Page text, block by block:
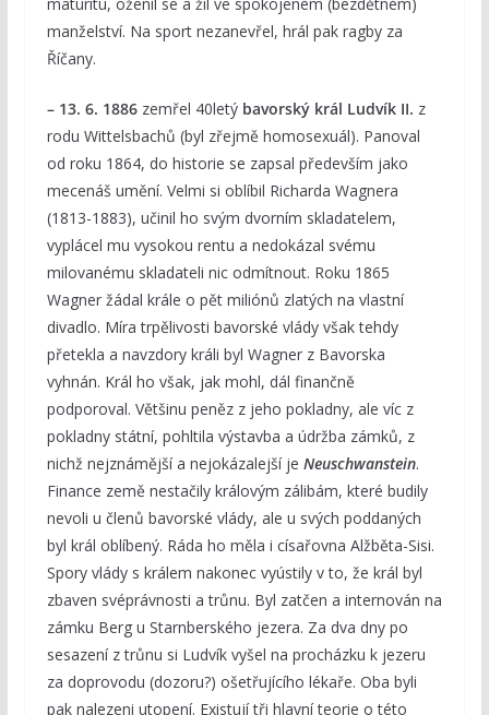
maturitu, oženil se a žil ve spokojeném (bezdětném)
manželství. Na sport nezanevřel, hrál pak ragby za
Říčany.
– 13. 6. 1886zemřel 40letý bavorský král Ludvík II. z
rodu Wittelsbachů (byl zřejmě homosexuál). Panoval
od roku 1864, do historie se zapsal především jako
mecenáš umění. Velmi si oblíbil Richarda Wagnera
(1813-1883), učinil ho svým dvorním skladatelem,
vyplácel mu vysokou rentu a nedokázal svému
milovanému skladateli nic odmítnout. Roku 1865
Wagner žádal krále o pět miliónů zlatých na vlastní
divadlo. Míra trpělivosti bavorské vlády však tehdy
přetekla a navzdory králi byl Wagner z Bavorska
vyhnán. Král ho však, jak mohl, dál finančně
podporoval. Většinu peněz z jeho pokladny, ale víc z
pokladny státní, pohltila výstavba a údržba zámků, z
nichž nejznámější a nejokázalejší je Neuschwanstein.
Finance země nestačily královým zálibám, které budily
nevoli u členů bavorské vlády, ale u svých poddaných
byl král oblíbený. Ráda ho měla i císařovna Alžběta-Sisi.
Spory vlády s králem nakonec vyústily v to, že král byl
zbaven svéprávnosti a trůnu. Byl zatčen a internován na
zámku Berg u Starnberského jezera. Za dva dny po
sesazení z trůnu si Ludvík vyšel na procházku k jezeru
za doprovodu (dozoru?) ošetřujícího lékaře. Oba byli
pak nalezeni utopení. Existují tři hlavní teorie o této